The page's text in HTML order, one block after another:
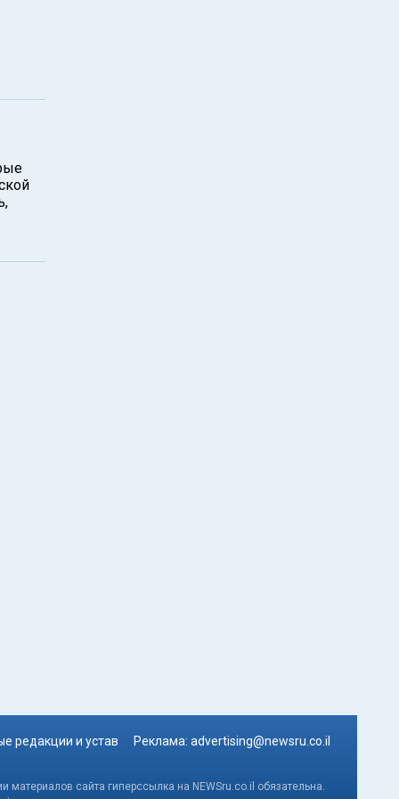
редакции и устав Реклама: advertising@newsru.co.il
сайта гиперссылка на NEWSru.co.il обязательна.